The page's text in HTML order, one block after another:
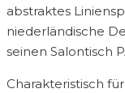
abstraktes
niederländische
seinen Salontisch
Charakteristisch